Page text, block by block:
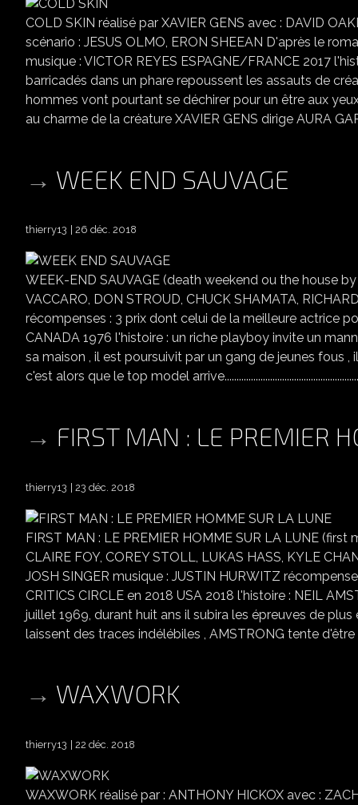
COLD SKIN réalisé par XAVIER GENS avec : DAVID
scénario : JESUS OLMO, ERON SHEEAN D'après le
musique : VICTOR REYES ESPAGNE/FRANCE 2017
barricadés dans un phare repoussent les assauts de
hommes vont pourtant se déchirer pour un être aux yeux
au charme de la créature XAVIER GENS dirige AURA
WEEK END SAUVAGE
thierry13 26 déc. 2018
WEEK-END SAUVAGE (death weekend ou the house
VACCARO, DON STROUD, CHUCK SHAMATA,
récompenses : 3 prix dont celui de la meilleure actrice
CANADA 1976 l'histoire : un riche playboy invite un
sa maison , il est poursuivit par un gang de jeunes fous
c'est alors que le top model
FIRST MAN : LE PREMIER
thierry13 23 déc. 2018
FIRST MAN : LE PREMIER HOMME SUR LA LUNE
CLAIRE FOY, COREY STOLL, LUKAS HASS, KYLE
JOSH SINGER musique : JUSTIN HURWITZ
CRITICS CIRCLE en 2018 USA 2018 l'histoire : NEIL
juillet 1969, durant huit ans il subira les épreuves de
laissent des traces indélébiles , AMSTRONG tente d'être
WAXWORK
thierry13 22 déc. 2018
WAXWORK réalisé par : ANTHONY HICKOX avec :